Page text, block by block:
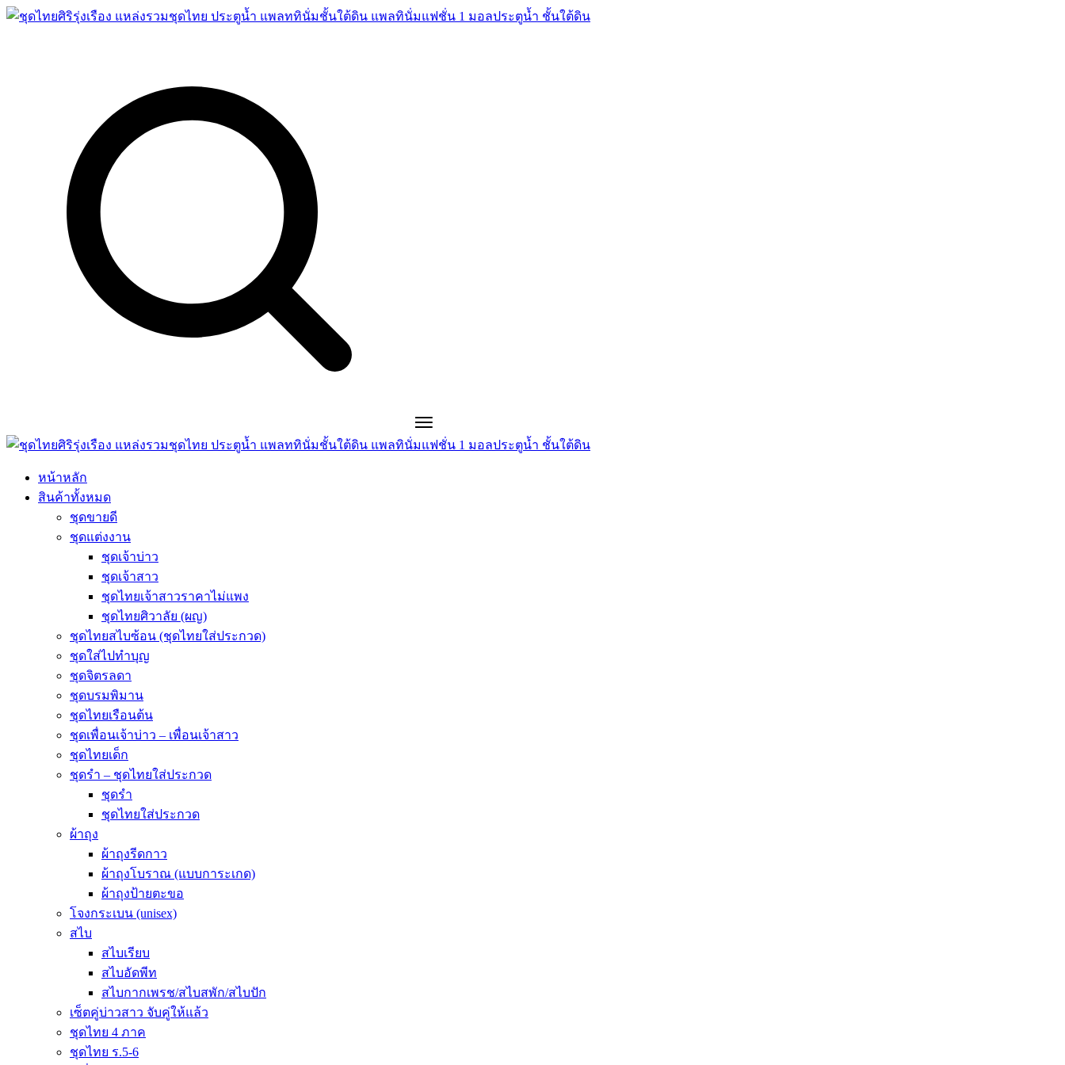
หน้าหลัก
สินค้าทั้งหมด
ชุดขายดี
ชุดแต่งงาน
ชุดเจ้าบ่าว
ชุดเจ้าสาว
ชุดไทยเจ้าสาวราคาไม่แพง
ชุดไทยศิวาลัย (ผญ)
ชุดไทยสไบซ้อน (ชุดไทยใส่ประกวด)
ชุดใส่ไปทำบุญ
ชุดจิตรลดา
ชุดบรมพิมาน
ชุดไทยเรือนต้น
ชุดเพื่อนเจ้าบ่าว – เพื่อนเจ้าสาว
ชุดไทยเด็ก
ชุดรำ – ชุดไทยใส่ประกวด
ชุดรำ
ชุดไทยใส่ประกวด
ผ้าถุง
ผ้าถุงรีดกาว
ผ้าถุงโบราณ (แบบการะเกด)
ผ้าถุงป้ายตะขอ
โจงกระเบน (unisex)
สไบ
สไบเรียบ
สไบอัดพีท
สไบกากเพรช/สไบสพัก/สไบปัก
เซ็ตคู่บ่าวสาว จับคู่ให้แล้ว
ชุดไทย 4 ภาค
ชุดไทย ร.5-6